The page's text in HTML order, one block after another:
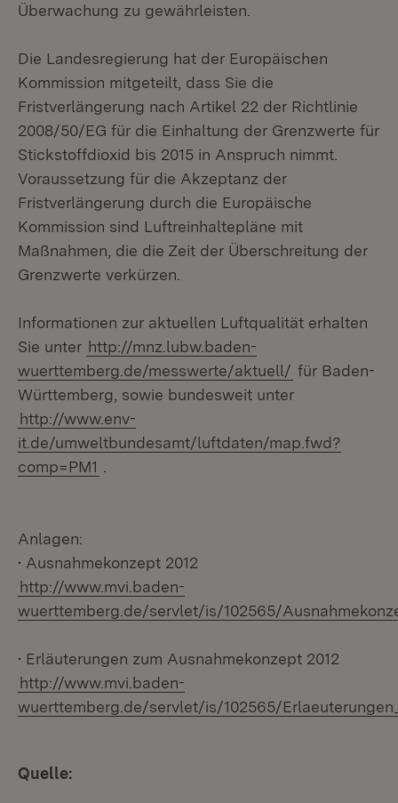
Überwachung zu gewährleisten.
Die Landesregierung hat der Europäischen
Kommission mitgeteilt, dass Sie die
Fristverlängerung nach Artikel 22 der Richtlinie
2008/50/EG für die Einhaltung der Grenzwerte für
Stickstoffdioxid bis 2015 in Anspruch nimmt.
Voraussetzung für die Akzeptanz der
Fristverlängerung durch die Europäische
Kommission sind Luftreinhaltepläne mit
Maßnahmen, die die Zeit der Überschreitung der
Grenzwerte verkürzen.
Informationen zur aktuellen Luftqualität erhalten
Sie unter http://mnz.lubw.baden-
wuerttemberg.de/messwerte/aktuell/ für Baden-
Württemberg, sowie bundesweit unter
http://www.env-
it.de/umweltbundesamt/luftdaten/map.fwd?
comp=PM1
Anlagen:
• Ausnahmekonzept 2012
http://www.mvi.baden-
wuerttemberg.de/servlet/is/102565/
• Erläuterungen zum Ausnahmekonzept 2012
http://www.mvi.baden-
wuerttemberg.de/servlet/is/102565/
Quelle: